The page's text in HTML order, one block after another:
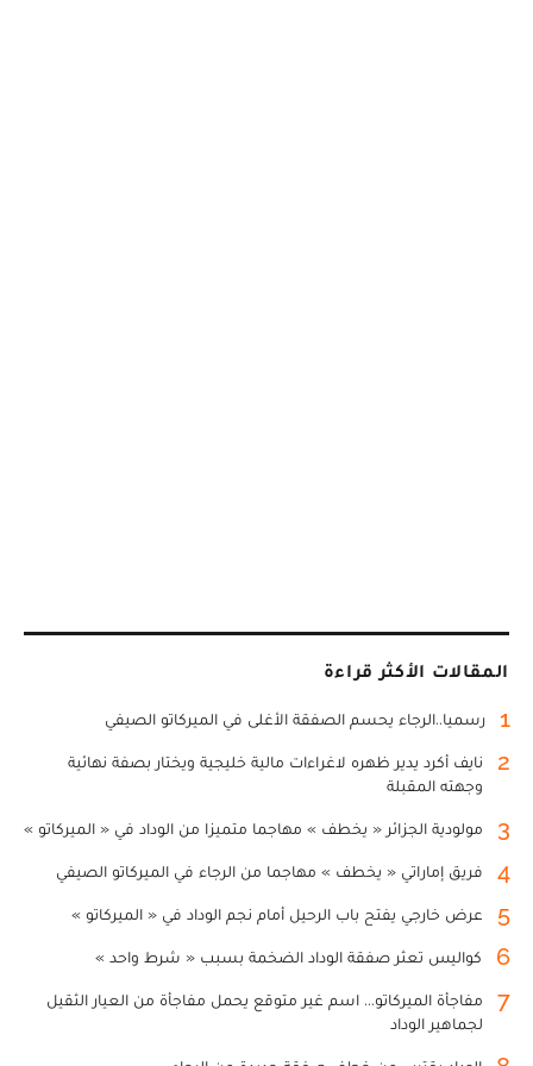
المقالات الأكثر قراءة
1 رسميا..الرجاء يحسم الصفقة الأغلى في الميركاتو الصيفي
2
نايف أكرد يدير ظهره لاغراءات مالية خليجية ويختار بصفة نهائية
وجهته المقبلة
3 مولودية الجزائر « يخطف » مهاجما متميزا من الوداد في « الميركاتو »
4 فريق إماراتي « يخطف » مهاجما من الرجاء في الميركاتو الصيفي
5 عرض خارجي يفتح باب الرحيل أمام نجم الوداد في « الميركاتو »
6 كواليس تعثر صفقة الوداد الضخمة بسبب « شرط واحد »
7
مفاجأة الميركاتو... اسم غير متوقع يحمل مفاجأة من العيار الثقيل
لجماهير الوداد